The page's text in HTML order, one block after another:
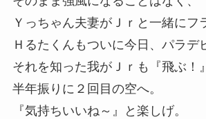
Ｙっちゃん夫妻がＪｒと一緒にフ
Ｈるたくんもついに今日、パラデ
それを知った我がＪｒも『飛ぶ！
半年振りに２回目の空へ。
『気持ちいいね～』と楽しげ。